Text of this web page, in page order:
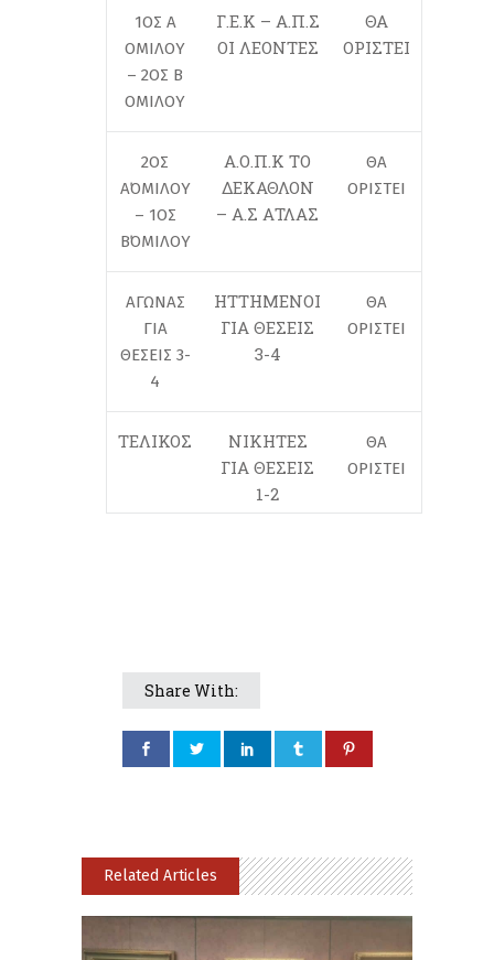
1ΟΣ Α
ΟΜΙΛΟΥ
– 2ΟΣ Β
ΟΜΙΛΟΥ
Γ.Ε.Κ – Α.Π.Σ
ΟΙ ΛΕΟΝΤΕΣ
ΘΑ
ΟΡΙΣΤΕΙ
2ΟΣ
Α΄ΟΜΙΛΟΥ
– 1ΟΣ
Β΄ΟΜΙΛΟΥ
Α.Ο.Π.Κ ΤΟ
ΔΕΚΑΘΛΟΝ
– Α.Σ ΑΤΛΑΣ
ΘΑ
ΟΡΙΣΤΕΙ
ΑΓΩΝΑΣ
ΓΙΑ
ΘΕΣΕΙΣ 3-
4
ΗΤΤΗΜΕΝΟΙ
ΓΙΑ ΘΕΣΕΙΣ
3-4
ΘΑ
ΟΡΙΣΤΕΙ
ΤΕΛΙΚΟΣ
ΝΙΚΗΤΕΣ
ΓΙΑ ΘΕΣΕΙΣ
1-2
ΘΑ
ΟΡΙΣΤΕΙ
Share With:
Related Articles